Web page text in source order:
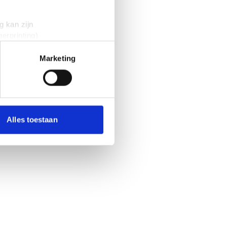
kan zijn
te bieden en om ons
die je aan ze hebt
Marketing
Alles toestaan